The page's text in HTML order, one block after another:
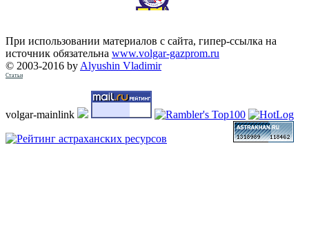
При использовании материалов с сайта, гипер-ссылка на
источник обязательна www.volgar-gazprom.ru
© 2003-2016 by Alyushin Vladimir
Статьи
volgar-mainlink